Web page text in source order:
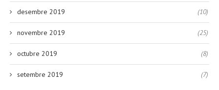
desembre 2019 (10)
novembre 2019 (25)
octubre 2019 (8)
setembre 2019 (7)